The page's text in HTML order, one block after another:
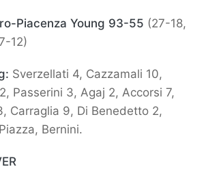
Piacenza Young 93-55 (27-18,
12)
Sverzellati 4, Cazzamali 10,
Passerini 3, Agaj 2, Accorsi 7,
Carraglia 9, Di Benedetto 2,
Bernini.